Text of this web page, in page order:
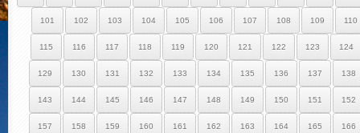
101 102 103 104 105 106 107 108 109 110
115 116 117 118 119 120 121 122 123 124
129 130 131 132 133 134 135 136 137 138
143 144 145 146 147 148 149 150 151 152
157 158 159 160 161 162 163 164 165 166